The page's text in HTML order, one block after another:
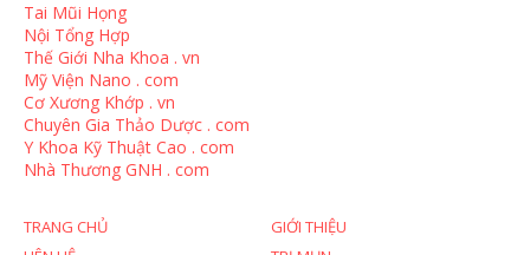
Tai Mũi Họng
Nội Tổng Hợp
Thế Giới Nha Khoa . vn
Mỹ Viện Nano . com
Cơ Xương Khớp . vn
Chuyên Gia Thảo Dược . com
Y Khoa Kỹ Thuật Cao . com
Nhà Thương GNH . com
TRANG CHỦ
GIỚI THIỆU